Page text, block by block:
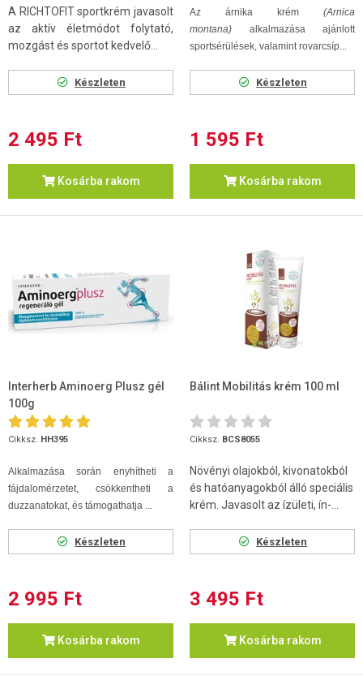
A RICHTOFIT sportkrém javasolt
az aktív életmódot folytató,
mozgást és sportot kedvelő...
Készleten
2 495 Ft
Kosárba rakom
Az árnika krém (Arnica
montana) alkalmazása ajánlott
sportsérülések, valamint rovarcsíp...
Készleten
1 595 Ft
Kosárba rakom
Interherb Aminoerg Plusz gél
100g
Cikksz. HH395
Alkalmazása során enyhítheti a
fájdalomérzetet, csökkentheti a
duzzanatokat, és támogathatja ...
Készleten
2 995 Ft
Kosárba rakom
Bálint Mobilitás krém 100 ml
Cikksz. BCS8055
Növényi olajokból, kivonatokból
és hatóanyagokból álló speciális
krém. Javasolt az ízületi, ín-...
Készleten
3 495 Ft
Kosárba rakom